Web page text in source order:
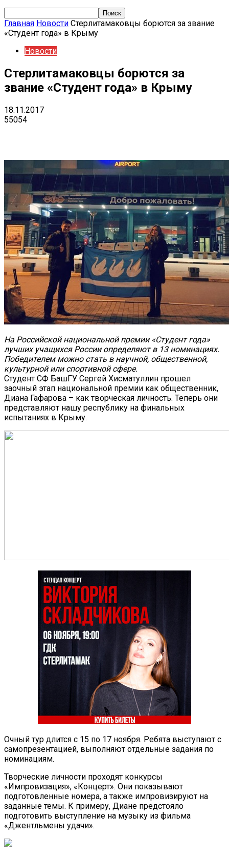
Главная Новости Стерлитамаковцы борются за звание
«Студент года» в Крыму
Новости
Стерлитамаковцы борются за
звание «Студент года» в Крыму
18.11.2017
55054
На Российской национальной премии «Студент года»
лучших учащихся России определяют в 13 номинациях.
Победителем можно стать в научной, общественной,
культурной или спортивной сфере.
Студент СФ БашГУ Сергей Хисматуллин прошел
заочный этап национальной премии как общественник,
Диана Гафарова – как творческая личность. Теперь они
представляют нашу республику на финальных
испытаниях в Крыму.
Очный тур длится с 15 по 17 ноября. Ребята выступают с
самопрезентацией, выполняют отдельные задания по
номинациям.
Творческие личности проходят конкурсы
«Импровизация», «Концерт». Они показывают
подготовленные номера, а также импровизируют на
заданные темы. К примеру, Диане предстояло
подготовить выступление на музыку из фильма
«Джентльмены удачи».